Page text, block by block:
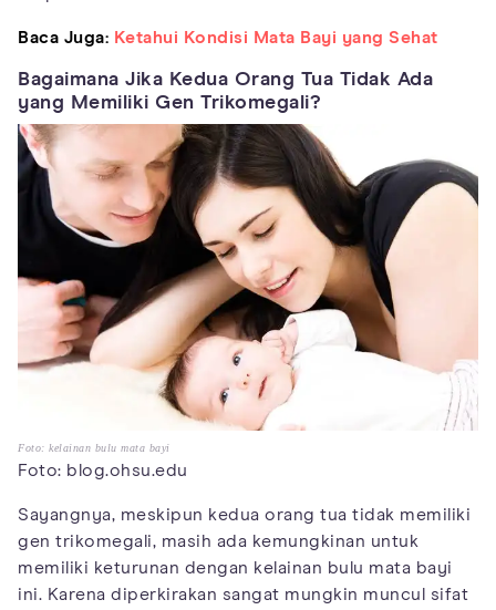
Baca Juga: Ketahui Kondisi Mata Bayi yang Sehat
Bagaimana Jika Kedua Orang Tua Tidak Ada
yang Memiliki Gen Trikomegali?
Foto: kelainan bulu mata bayi
Foto: blog.ohsu.edu
Sayangnya, meskipun kedua orang tua tidak memiliki
gen trikomegali, masih ada kemungkinan untuk
memiliki keturunan dengan kelainan bulu mata bayi
ini. Karena diperkirakan sangat mungkin muncul sifat